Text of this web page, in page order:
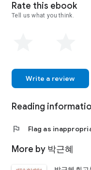
혐의 18개 와 국정원 특활
재판을 받고 있다. 전자는
이다. 2개 재판을 합치면
금 200억 원과 추징금 33억
Rate this ebook
Tell us what you think.
Write a review
Reading
flag Flag as
More by 박근혜